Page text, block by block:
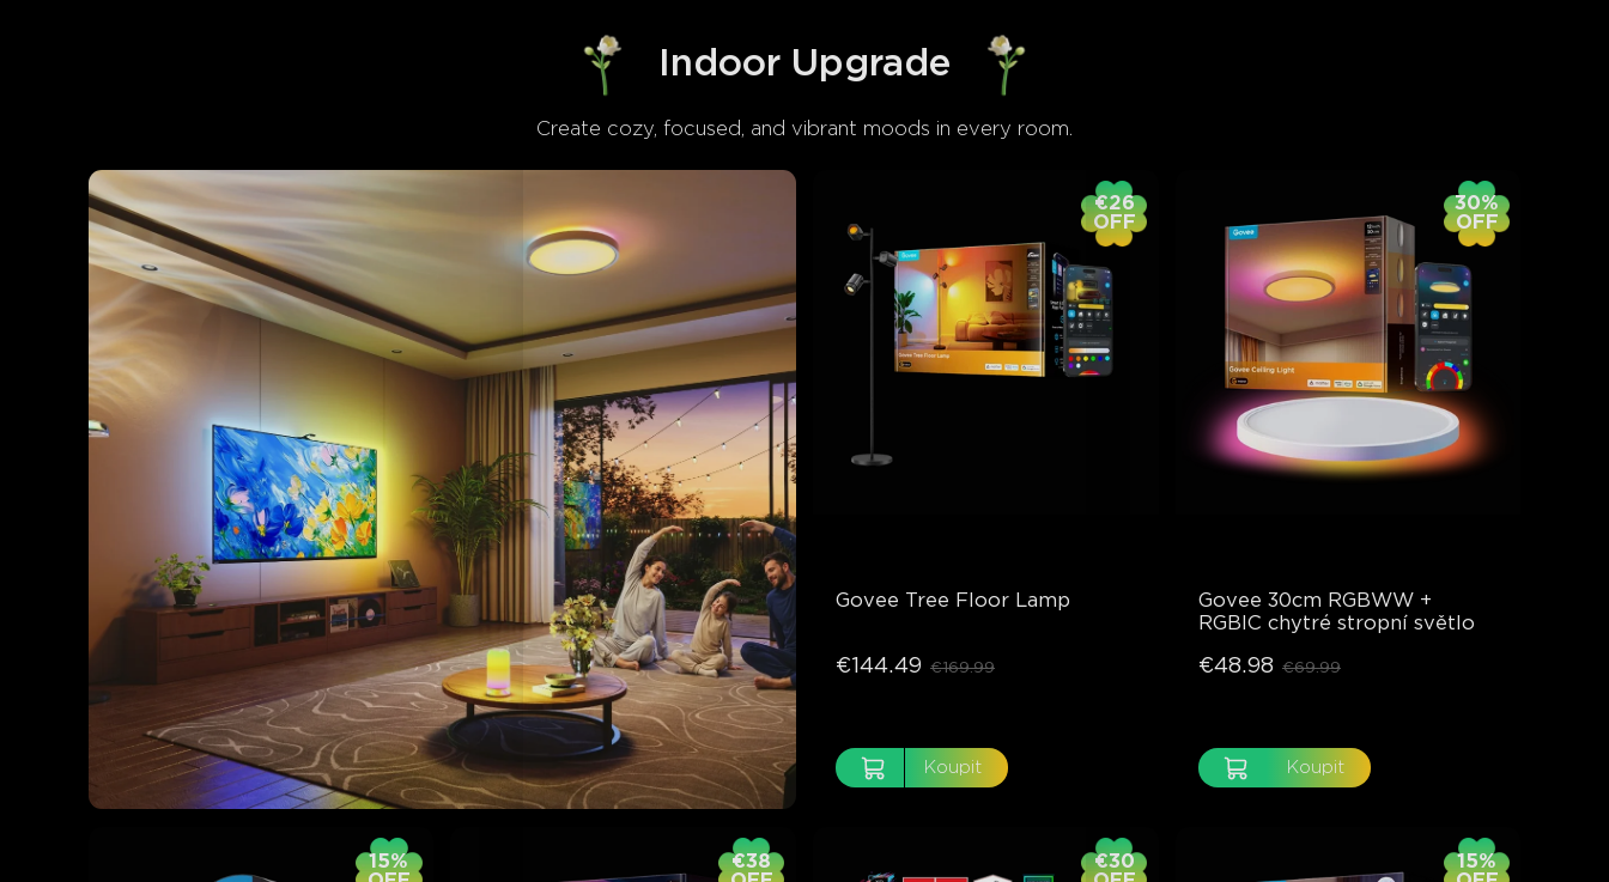
Indoor Upgrade
Create cozy, focused, and vibrant moods in every room.
Govee Tree Floor Lamp
€26
OFF
€144.49 €169.99
Koupit
Govee 30cm RGBWW +
RGBIC chytré stropní světlo
30%
OFF
€48.98 €69.99
Koupit
15%
€38
€30
15%